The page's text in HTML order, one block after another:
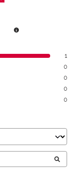
1
0
0
0
0